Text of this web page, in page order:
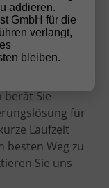
Mit
berät Sie
für
Laufzeit
besten Weg zu
Sie uns
addieren.
GmbH für die
verlangt,
bleiben.